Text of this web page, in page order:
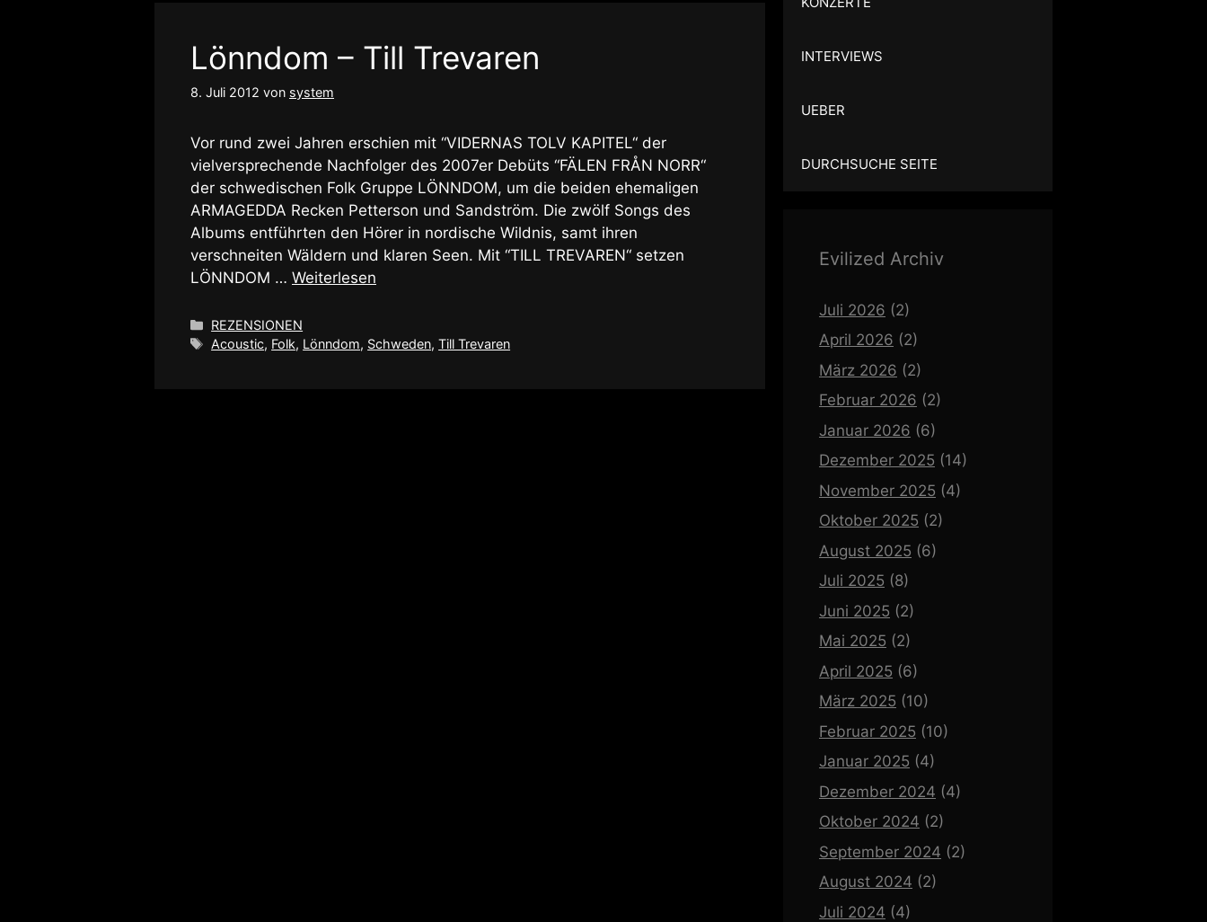
Lönndom – Till Trevaren
8. Juli 2012 von system
Vor rund zwei Jahren erschien mit “VIDERNAS TOLV KAPITEL“ der
vielversprechende Nachfolger des 2007er Debüts “FÄLEN FRÅN NORR“
der schwedischen Folk Gruppe LÖNNDOM, um die beiden ehemaligen
ARMAGEDDA Recken Petterson und Sandström. Die zwölf Songs des
Albums entführten den Hörer in nordische Wildnis, samt ihren
verschneiten Wäldern und klaren Seen. Mit “TILL TREVAREN“ setzen
LÖNNDOM … Weiterlesen
Kategorien
REZENSIONEN
Schlagwörter
Acoustic, Folk, Lönndom, Schweden,Till Trevaren
INTERVIEWS
UEBER
DURCHSUCHE SEITE
Evilized Archiv
Juli 2026 (2)
April 2026 (2)
März 2026 (2)
Februar 2026 (2)
Januar 2026 (6)
Dezember 2025 (14)
November 2025 (4)
Oktober 2025 (2)
August 2025 (6)
Juli 2025 (8)
Juni 2025 (2)
Mai 2025 (2)
April 2025 (6)
März 2025 (10)
Februar 2025 (10)
Januar 2025 (4)
Dezember 2024 (4)
Oktober 2024 (2)
September 2024 (2)
August 2024 (2)
Juli 2024 (4)